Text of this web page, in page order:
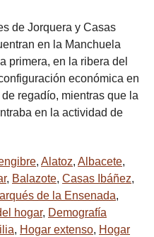
de Jorquera y Casas
en la Manchuela
primera, en la ribera del
económica en
regadío, mientras que la
en la actividad de
, Alatoz, Albacete,
, Balazote, Casas Ibáñez,
de la Ensenada,
hogar, Demografía
, Hogar extenso, Hogar